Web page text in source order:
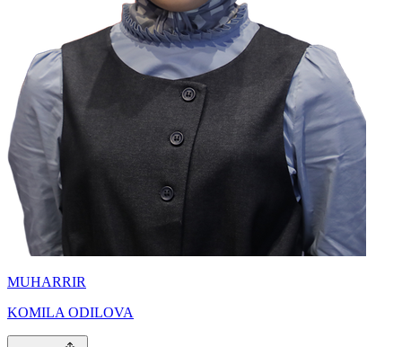
MUHARRIR
KOMILA ODILOVA